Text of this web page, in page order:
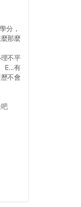
分，
那麼
不平
E...有
不會